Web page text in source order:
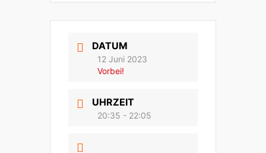
DATUM
12 Juni 2023
Vorbei!
UHRZEIT
20:35 - 22:05